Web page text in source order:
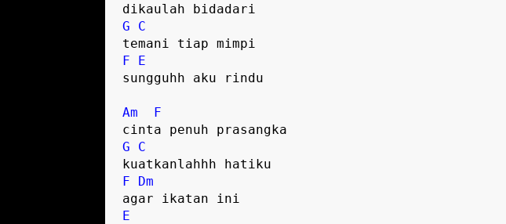
G
C
F
E
sungguhh aku rindu
Am
F
G
C
F
Dm
E